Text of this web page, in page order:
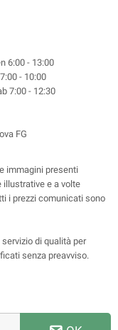
6:00 - 13:00
- 10:00
7:00 - 12:30
FG
immagini presenti
illustrative e a volte
i prezzi comunicati sono
di qualità per
senza preavviso.